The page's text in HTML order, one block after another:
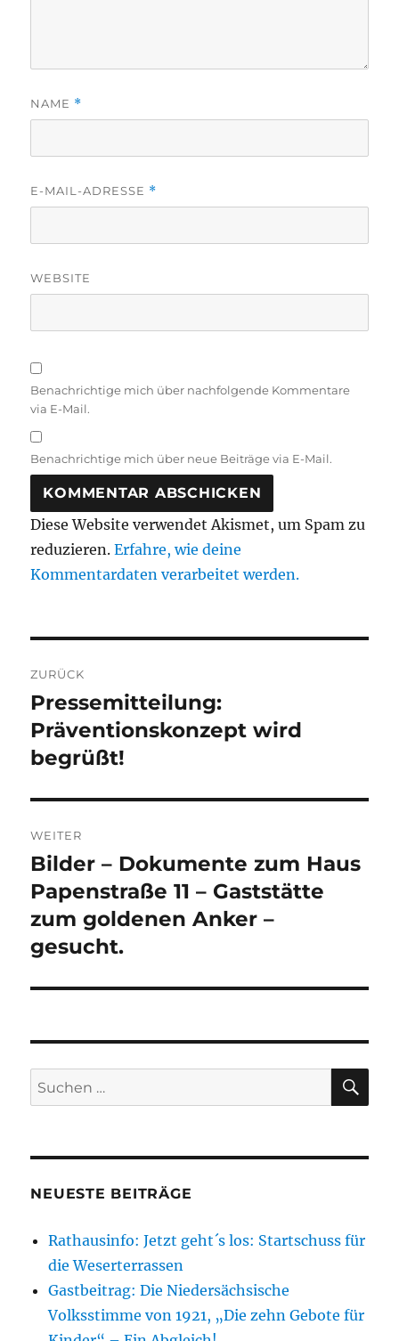
NAME *
E-MAIL-ADRESSE *
WEBSITE
Benachrichtige mich über nachfolgende Kommentare
via E-Mail.
Benachrichtige mich über neue Beiträge via E-Mail.
Diese Website verwendet Akismet, um Spam zu
reduzieren.Erfahre, wie deine
Kommentardaten verarbeitet werden.
ZURÜCK
Vorheriger
Beitrag:
Pressemitteilung:
Präventionskonzept wird
begrüßt!
WEITER
Nächster
Beitrag:
Bilder – Dokumente zum Haus
Papenstraße 11 – Gaststätte
zum goldenen Anker –
gesucht.
Suchen
nach:
NEUESTE BEITRÄGE
Rathausinfo: Jetzt geht´s los: Startschuss für
die Weserterrassen
Gastbeitrag: Die Niedersächsische
Volksstimme von 1921, „Die zehn Gebote für